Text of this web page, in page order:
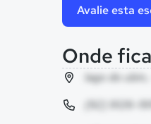
Avalie esta
Onde
lago do
(92) 9126-1915